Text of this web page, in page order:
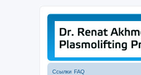
Ссылки FAQ